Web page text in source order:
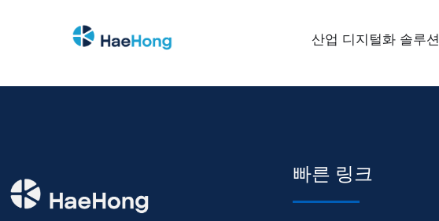
산업 디지털화 솔루션
빠른 링크